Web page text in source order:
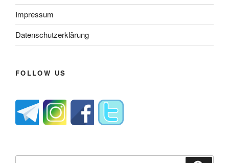
Impressum
Datenschutzerklärung
FOLLOW US